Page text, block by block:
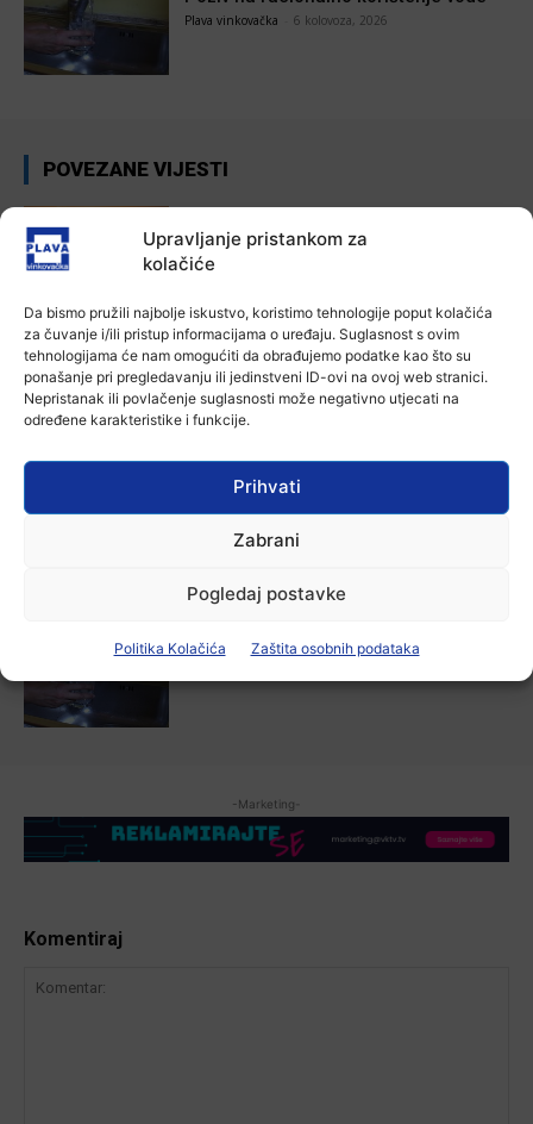
Upravljanje pristankom za
kolačiće
Da bismo pružili najbolje iskustvo, koristimo tehnologije poput kolačića
za čuvanje i/ili pristup informacijama o uređaju. Suglasnost s ovim
tehnologijama će nam omogućiti da obrađujemo podatke kao što su
ponašanje pri pregledavanju ili jedinstveni ID-ovi na ovoj web stranici.
Nepristanak ili povlačenje suglasnosti može negativno utjecati na
određene karakteristike i funkcije.
Prihvati
Zabrani
Pogledaj postavke
Politika Kolačića Zaštita osobnih podataka
Plava vinkovačka 6 kolovoza, 2026
POVEZANE VIJESTI
Aktualno
Zbog niskog vodostaja otežana
plovidba na Dunavu
Aktualno
Krimići, trileri, ljubavne priče i
povijesna fikcija najtraženiji su
žanrovi ovoga ljeta u vinkovačkoj
knjižnici
6 kolovoza, 2026
Aktualno
Iz Vinkovačkog vodovoda i
kanalizacije najavljuju smanjenje
6 kolovoza, 2026
Poziv na racionalno korištenje vode
-Marketing-
Komentiraj